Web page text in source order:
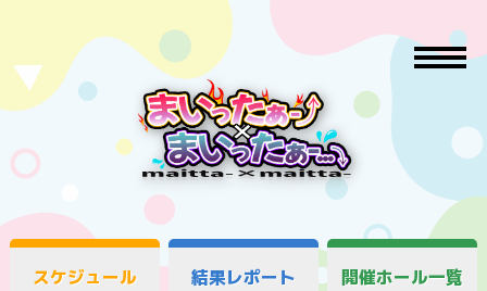
スケジュール 結果レポート 開催ホール一覧